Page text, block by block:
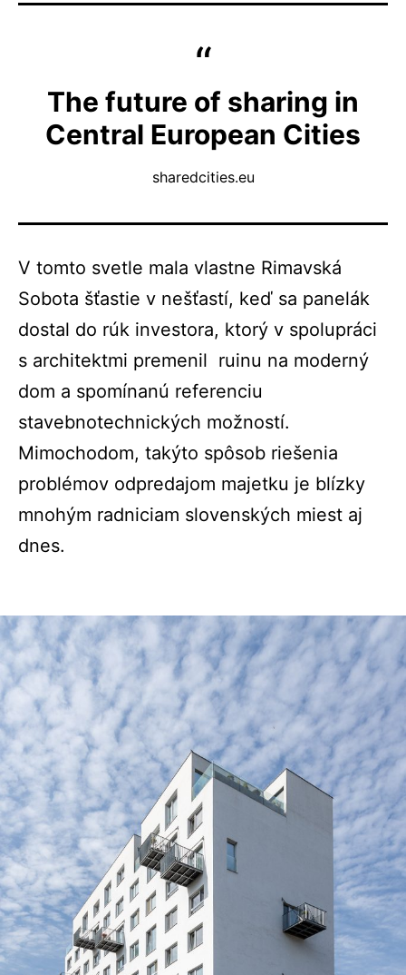
The future of sharing in
Central European Cities
sharedcities.eu
V tomto svetle mala vlastne Rimavská
Sobota šťastie v nešťastí, keď sa panelák
dostal do rúk investora, ktorý v spolupráci
s architektmi premenil ruinu na moderný
dom a spomínanú referenciu
stavebnotechnických možností.
Mimochodom, takýto spôsob riešenia
problémov odpredajom majetku je blízky
mnohým radniciam slovenských miest aj
dnes.